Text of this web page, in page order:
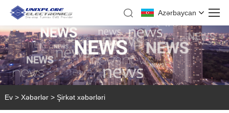
Azərbaycan
Ev > Xəbərlər> Şirkət xəbərləri